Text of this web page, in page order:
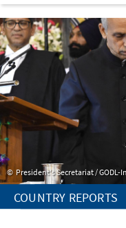
President's Secretariat / GODL-
COUNTRY REPORTS